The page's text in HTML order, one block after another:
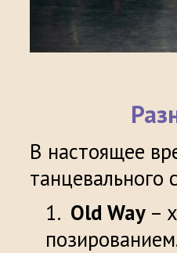
В настоящее
танцевального
Old Way –